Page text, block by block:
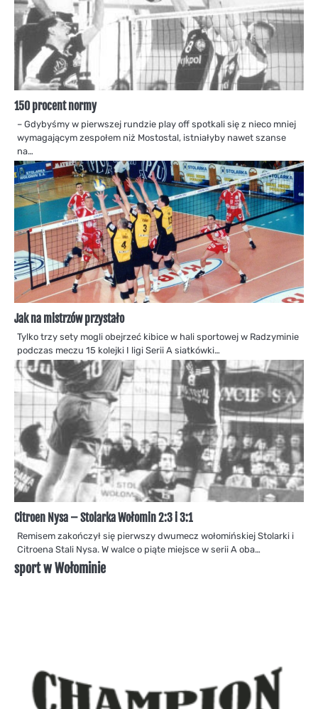
150 procent normy
– Gdybyśmy w pierwszej rundzie play off spotkali się z nieco mniej
wymagającym zespołem niż Mostostal, istniałyby nawet szanse
na…
Jak na mistrzów przystało
Tylko trzy sety mogli obejrzeć kibice w hali sportowej w Radzyminie
podczas meczu 15 kolejki I ligi Serii A siatkówki…
Citroen Nysa – Stolarka Wołomin 2:3 i 3:1
Remisem zakończył się pierwszy dwumecz wołomińskiej Stolarki i
Citroena Stali Nysa. W walce o piąte miejsce w serii A oba…
sport w Wołominie